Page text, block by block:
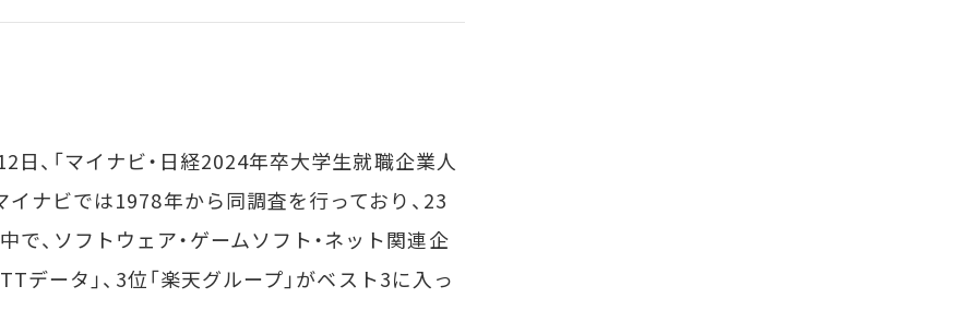
、「マイナビ・日経2024年卒大学生就職企業人
イナビでは1978年から同調査を行っており、23
、ソフトウェア・ゲームソフト・ネット関連企
データ」、3位「楽天グループ」がベスト3に入っ